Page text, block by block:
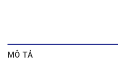
MÔ TẢ